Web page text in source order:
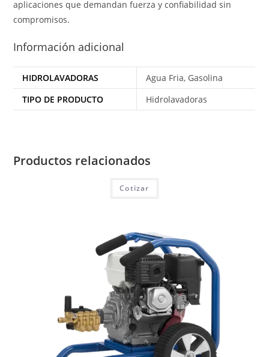
aplicaciones que demandan fuerza y confiabilidad sin
compromisos.
Información adicional
HIDROLAVADORAS
Agua Fria, Gasolina
TIPO DE PRODUCTO
Hidrolavadoras
Productos relacionados
Cotizar